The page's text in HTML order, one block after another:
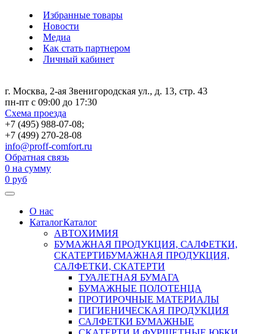
Избранные товары
Новости
Медиа
Как стать партнером
Личный кабинет
г. Москва, 2-ая Звенигородская ул., д. 13, стр. 43
пн-пт с 09:00 до 17:30
Схема проезда
+7 (495) 988-07-08;
+7 (499) 270-28-08
info@proff-comfort.ru
Обратная связь
0 на сумму
0 руб
О нас
КаталогКаталог
АВТОХИМИЯ
БУМАЖНАЯ ПРОДУКЦИЯ, САЛФЕТКИ,
СКАТЕРТИБУМАЖНАЯ ПРОДУКЦИЯ,
САЛФЕТКИ, СКАТЕРТИ
ТУАЛЕТНАЯ БУМАГА
БУМАЖНЫЕ ПОЛОТЕНЦА
ПРОТИРОЧНЫЕ МАТЕРИАЛЫ
ГИГИЕНИЧЕСКАЯ ПРОДУКЦИЯ
САЛФЕТКИ БУМАЖНЫЕ